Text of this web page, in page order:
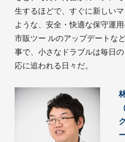
生するほどで、すぐに新しい
ような、安全・快適な保守運
市販ツー ルのアップデートな
事で、小さなドラブルは毎日
応に追われる日々だ。